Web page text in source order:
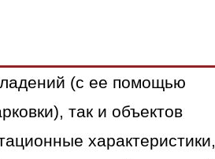
(с ее помощью
так и объектов
характеристики,